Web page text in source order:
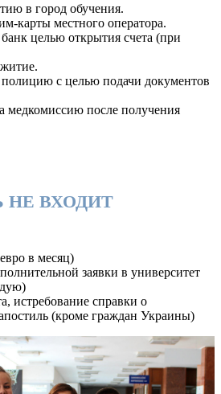
в город обучения.
карты местного оператора.
целью открытия счета (при
с целью подачи документов
медкомиссию после получения
НЕ ВХОДИТ
в месяц)
заявки в университет
истребование справки о
(кроме граждан Украины)